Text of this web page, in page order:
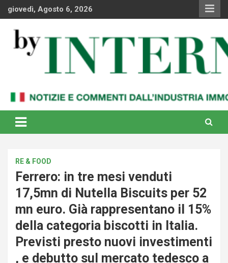
Skipgiovedì, Agosto 6, 2026
By Internews
internazionale
RE & FOOD
Ferrero: in tre mesi venduti
17,5mn di Nutella Biscuits per 52
mn euro. Già rappresentano il 15%
della categoria biscotti in Italia.
Previsti presto nuovi investimenti
, e debutto sul mercato tedesco a